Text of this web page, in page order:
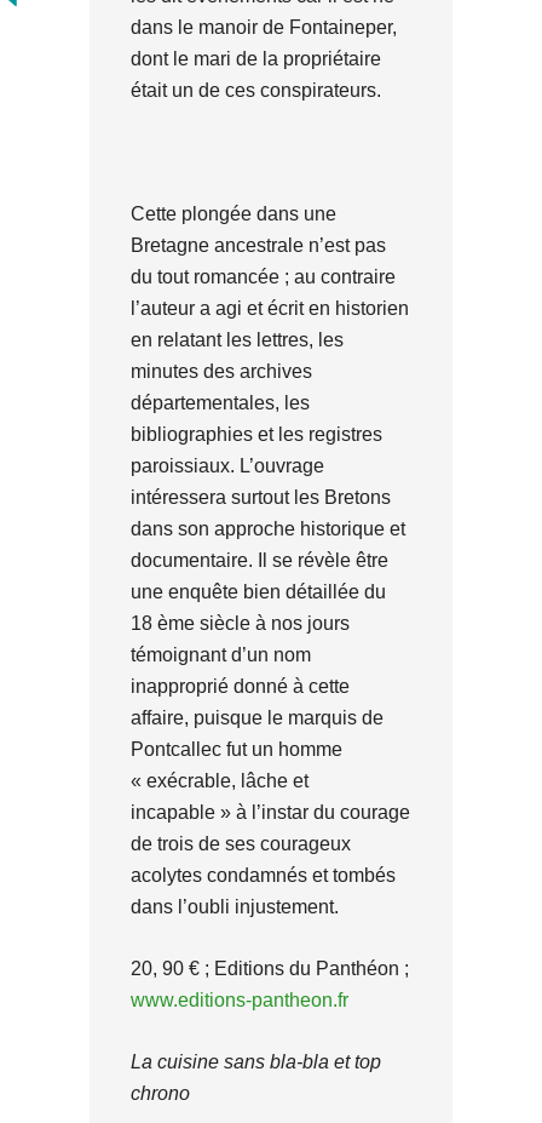
dans le manoir de Fontaineper,
dont le mari de la propriétaire
était un de ces conspirateurs.
Cette plongée dans une
Bretagne ancestrale n’est pas
du tout romancée ; au contraire
l’auteur a agi et écrit en historien
en relatant les lettres, les
minutes des archives
départementales, les
bibliographies et les registres
paroissiaux. L’ouvrage
intéressera surtout les Bretons
dans son approche historique et
documentaire. Il se révèle être
une enquête bien détaillée du
18 ème siècle à nos jours
témoignant d’un nom
inapproprié donné à cette
affaire, puisque le marquis de
Pontcallec fut un homme
« exécrable, lâche et
incapable » à l’instar du courage
de trois de ses courageux
acolytes condamnés et tombés
dans l’oubli injustement.
20, 90 € ; Editions du Panthéon ;
www.editions-pantheon.fr
La cuisine sans bla-bla et top
chrono